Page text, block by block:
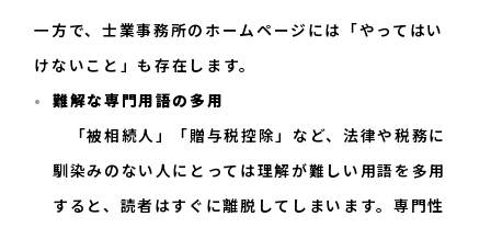
一方で、士業事務所のホームページには「やってはい
けないこと」も存在します。
難解な専門用語の多用
「被相続人」「贈与税控除」など、法律や税務に
馴染みのない人にとっては理解が難しい用語を多用
すると、読者はすぐに離脱してしまいます。専門性